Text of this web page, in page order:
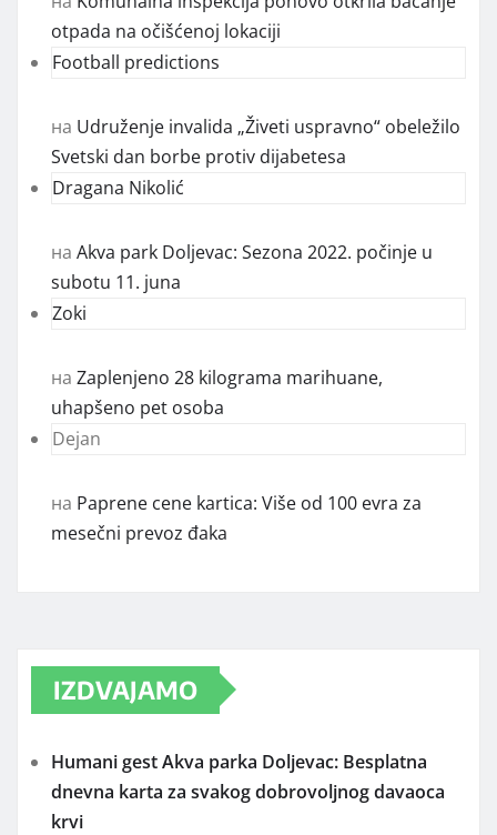
otpada na očišćenoj lokaciji
Football predictions
на Udruženje invalida „Živeti uspravno“ obeležilo
Svetski dan borbe protiv dijabetesa
Dragana Nikolić
на Akva park Doljevac: Sezona 2022. počinje u
subotu 11. juna
Zoki
на Zaplenjeno 28 kilograma marihuane,
uhapšeno pet osoba
Dejan
на Paprene cene kartica: Više od 100 evra za
mesečni prevoz đaka
IZDVAJAMO
Humani gest Akva parka Doljevac: Besplatna
dnevna karta za svakog dobrovoljnog davaoca
krvi